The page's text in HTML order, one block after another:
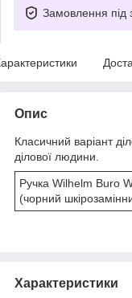
Замовлення під
Опис
Класичний варіант
ділової людини.
Ручка Wilhelm Buro
(чорний
Характеристики